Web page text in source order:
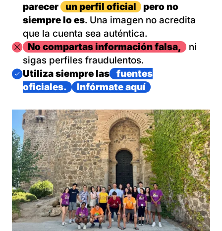
parecer
un perfil oficial
pero no
siempre lo es. Una imagen no acredita
que la cuenta sea auténtica.
ImagenNo compartas información falsa,
ni
sigas perfiles fraudulentos.
Imagen
Utiliza siempre las
fuentes
oficiales.
Infórmate aquí